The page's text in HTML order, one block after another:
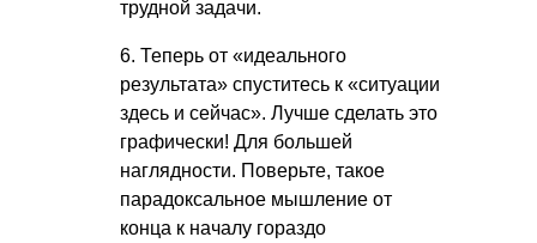
трудной задачи.
6. Теперь от «идеального
результата» спуститесь к «ситуации
здесь и сейчас». Лучше сделать это
графически! Для большей
наглядности. Поверьте, такое
парадоксальное мышление от
конца к началу гораздо